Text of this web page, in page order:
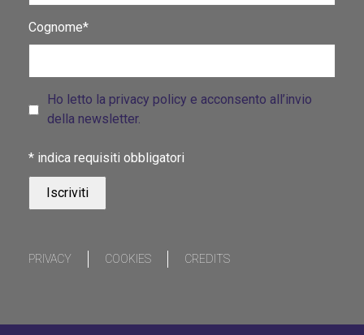
Cognome*
Ho letto la privacy policy e acconsento all’invio
della newsletter.
* indica requisiti obbligatori
PRIVACY COOKIES CREDITS